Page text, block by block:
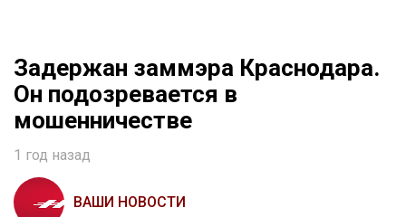
Задержан заммэра Краснодара.
Он подозревается в
мошенничестве
1 год назад
ВАШИ НОВОСТИ